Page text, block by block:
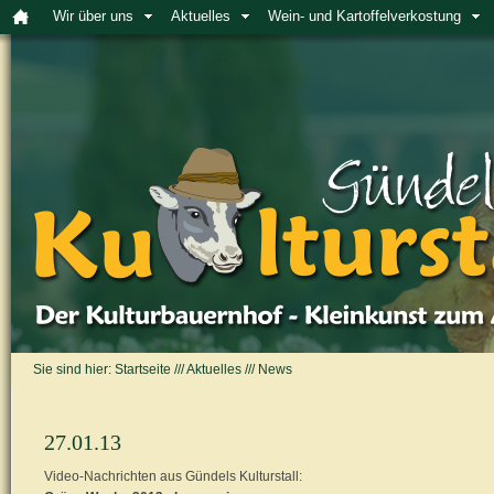
Wir über uns Aktuelles Wein- und Kartoffelverkostung
Sie sind hier: Startseite ///Aktuelles /// News
27.01.13
Video-Nachrichten aus Gündels Kulturstall: